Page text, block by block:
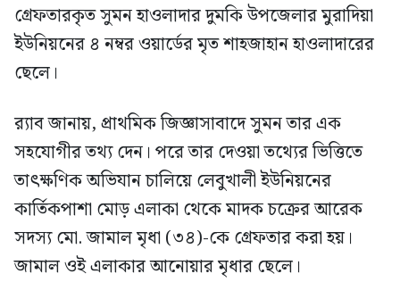
গ্রেফতারকৃত সুমন হাওলাদার দুমকি উপজেলার মুরাদিয়া
ইউনিয়নের ৪ নম্বর ওয়ার্ডের মৃত শাহজাহান হাওলাদারের
ছেলে।
র‍্যাব জানায়, প্রাথমিক জিজ্ঞাসাবাদে সুমন তার এক
সহযোগীর তথ্য দেন। পরে তার দেওয়া তথ্যের ভিত্তিতে
তাৎক্ষণিক অভিযান চালিয়ে লেবুখালী ইউনিয়নের
কার্তিকপাশা মোড় এলাকা থেকে মাদক চক্রের আরেক
সদস্য মো. জামাল মৃধা (৩৪)-কে গ্রেফতার করা হয়।
জামাল ওই এলাকার আনোয়ার মৃধার ছেলে।